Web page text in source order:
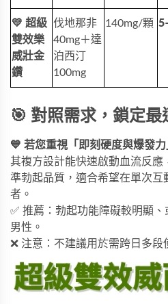
💛 超級
雙效樂
威壯金
鑽
伐地那非
40mg＋達
泊西汀
100mg
140mg/顆
🎯 對照需求，鎖定最
💙 若您重視「即刻硬度與爆發
其複方設計能快速啟動血流反應
準勃起品質，適合希望在單次互
者。
✅ 推薦：勃起功能障礙較明顯
男性。
❌ 注意：不建議用於需跨日多段